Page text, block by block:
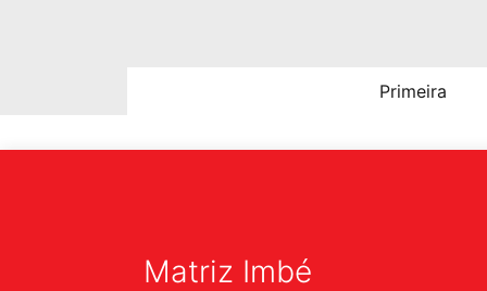
Primeira
Matriz Imbé